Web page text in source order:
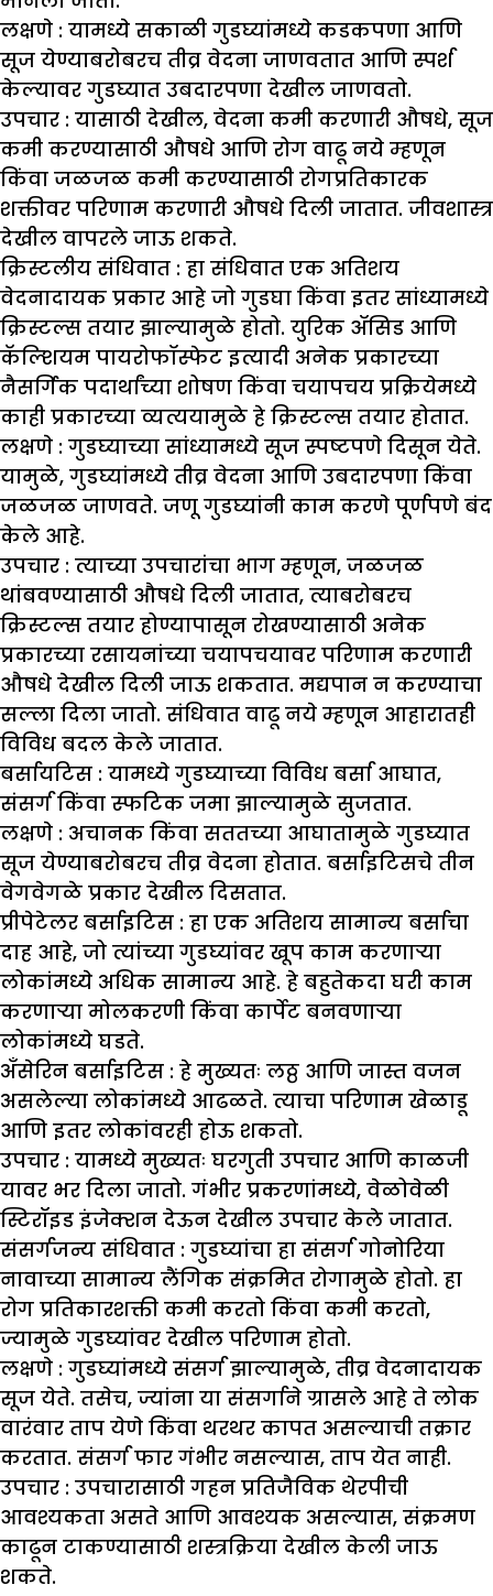
लक्षणे : यामध्ये सकाळी गुडघ्यांमध्ये कडकपणा आणि
सूज येण्याबरोबरच तीव्र वेदना जाणवतात आणि स्पर्श
केल्यावर गुडघ्यात उबदारपणा देखील जाणवतो.
उपचार : यासाठी देखील, वेदना कमी करणारी औषधे, सूज
कमी करण्यासाठी औषधे आणि रोग वाढू नये म्हणून
किंवा जळजळ कमी करण्यासाठी रोगप्रतिकारक
शक्तीवर परिणाम करणारी औषधे दिली जातात. जीवशास्त्र
देखील वापरले जाऊ शकते.
क्रिस्टलीय संधिवात : हा संधिवात एक अतिशय
वेदनादायक प्रकार आहे जो गुडघा किंवा इतर सांध्यामध्ये
क्रिस्टल्स तयार झाल्यामुळे होतो. युरिक ॲसिड आणि
कॅल्शियम पायरोफॉस्फेट इत्यादी अनेक प्रकारच्या
नैसर्गिक पदार्थांच्या शोषण किंवा चयापचय प्रक्रियेमध्ये
काही प्रकारच्या व्यत्ययामुळे हे क्रिस्टल्स तयार होतात.
लक्षणे : गुडघ्याच्या सांध्यामध्ये सूज स्पष्टपणे दिसून येते.
यामुळे, गुडघ्यांमध्ये तीव्र वेदना आणि उबदारपणा किंवा
जळजळ जाणवते. जणू गुडघ्यांनी काम करणे पूर्णपणे बंद
केले आहे.
उपचार : त्याच्या उपचारांचा भाग म्हणून, जळजळ
थांबवण्यासाठी औषधे दिली जातात, त्याबरोबरच
क्रिस्टल्स तयार होण्यापासून रोखण्यासाठी अनेक
प्रकारच्या रसायनांच्या चयापचयावर परिणाम करणारी
औषधे देखील दिली जाऊ शकतात. मद्यपान न करण्याचा
सल्ला दिला जातो. संधिवात वाढू नये म्हणून आहारातही
विविध बदल केले जातात.
बर्सायटिस : यामध्ये गुडघ्याच्या विविध बर्सा आघात,
संसर्ग किंवा स्फटिक जमा झाल्यामुळे सुजतात.
लक्षणे : अचानक किंवा सततच्या आघातामुळे गुडघ्यात
सूज येण्याबरोबरच तीव्र वेदना होतात. बर्साइटिसचे तीन
वेगवेगळे प्रकार देखील दिसतात.
प्रीपेटेलर बर्साइटिस : हा एक अतिशय सामान्य बर्साचा
दाह आहे, जो त्यांच्या गुडघ्यांवर खूप काम करणाऱ्या
लोकांमध्ये अधिक सामान्य आहे. हे बहुतेकदा घरी काम
करणाऱ्या मोलकरणी किंवा कार्पेट बनवणाऱ्या
लोकांमध्ये घडते.
अँसेरिन बर्साइटिस : हे मुख्यतः लठ्ठ आणि जास्त वजन
असलेल्या लोकांमध्ये आढळते. त्याचा परिणाम खेळाडू
आणि इतर लोकांवरही होऊ शकतो.
उपचार : यामध्ये मुख्यतः घरगुती उपचार आणि काळजी
यावर भर दिला जातो. गंभीर प्रकरणांमध्ये, वेळोवेळी
स्टिरॉइड इंजेक्शन देऊन देखील उपचार केले जातात.
संसर्गजन्य संधिवात : गुडघ्यांचा हा संसर्ग गोनोरिया
नावाच्या सामान्य लैंगिक संक्रमित रोगामुळे होतो. हा
रोग प्रतिकारशक्ती कमी करतो किंवा कमी करतो,
ज्यामुळे गुडघ्यांवर देखील परिणाम होतो.
लक्षणे : गुडघ्यांमध्ये संसर्ग झाल्यामुळे, तीव्र वेदनादायक
सूज येते. तसेच, ज्यांना या संसर्गाने ग्रासले आहे ते लोक
वारंवार ताप येणे किंवा थरथर कापत असल्याची तक्रार
करतात. संसर्ग फार गंभीर नसल्यास, ताप येत नाही.
उपचार : उपचारासाठी गहन प्रतिजैविक थेरपीची
आवश्यकता असते आणि आवश्यक असल्यास, संक्रमण
काढून टाकण्यासाठी शस्त्रक्रिया देखील केली जाऊ
शकते.